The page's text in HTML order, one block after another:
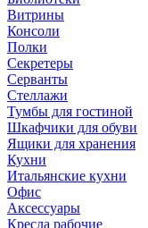
Витрины
Консоли
Полки
Секретеры
Серванты
Стеллажи
Тумбы для гостиной
Шкафчики для обуви
Ящики для хранения
Кухни
Итальянские кухни
Офис
Аксессуары
Кресла рабочие